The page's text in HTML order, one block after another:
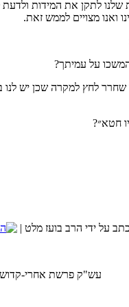
מאמר שבועי סביב פרשת
הסיכוים שנמצא את הזיווג
הפרטית שלנו לתקן את
ואנו מצויים לממש זאת.
לחץ למקרה שכן יש לנו
על ידי הרב בועז מלט |
קדושים